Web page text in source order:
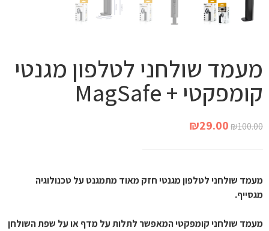
מעמד שולחני לטלפון מגנטי
קומפקטי + MagSafe
₪100.00
₪29.00
מגסייף.